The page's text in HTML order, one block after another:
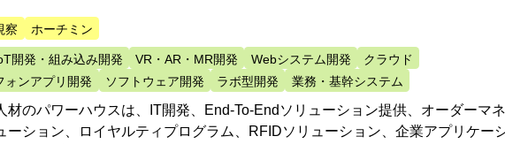
察 ホーチミン
開発・組み込み開発 VR・AR・MR開発 Webシステム開発
クラウド
ォンアプリ開発
ソフトウェア開発 ラボ型開発 業務・基幹システム
材のパワーハウスは、IT開発、End-To-Endソリューション提供、オーダーマ
ーション、ロイヤルティプログラム、RFIDソリューション、企業アプリケー